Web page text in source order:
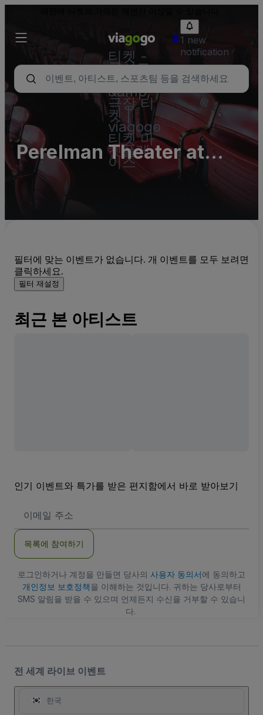
티켓 -
콘서트,
스포츠
&amp;
극장 티
켓 |
viagogo
티켓 마
켓플레
이스
1 new
notification
Perelman Theater at
Kimmel Cultural Campus
필터에 맞는 이벤트가 없습니다. 개 이벤트를 모두 보려면
클릭하세요.
필터 재설정
최근 본 아티스트
인기 이벤트와 특가를 받은 편지함에서 바로 받아보기
메
소
목록에 참여하기
로그인하거나 계정을 만들면 당사의 사용자 동의서에 동의하고
개인정보 보호정책을 이해하는 것입니다. 귀하는 당사로부터
SMS 알림을 받을 수 있으며 언제든지 수신을 거부할 수 있습니
다.
전 세계 라이브 이벤트
한국